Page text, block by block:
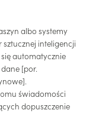
albo systemy
inteligencji
automatycznie
[por.
świadomości
dopuszczenie